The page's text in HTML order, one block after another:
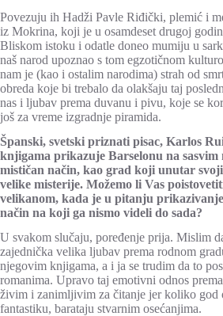
Povezuju ih Hadži Pavle Riđički, plemić i
iz Mokrina, koji je u osamdeset drugoj
Bliskom istoku i odatle doneo mumiju u
naš narod upoznao s tom egzotičnom
nam je (kao i ostalim narodima) strah od
obreda koje bi trebalo da olakšaju taj
nas i ljubav prema duvanu i pivu, koje se
još za vreme izgradnje piramida.
Španski, svetski priznati pisac, Karlos
knjigama prikazuje Barselonu na sasvim
mističan način, kao grad koji unutar
velike misterije. Možemo li Vas
velikanom, kada je u pitanju
način na koji ga nismo videli do sada?
U svakom slučaju, poređenje prija. Mislim
zajednička velika ljubav prema rodnom
njegovim knjigama, a i ja se trudim da to
romanima. Upravo taj emotivni odnos
živim i zanimljivim za čitanje jer koliko god
fantastiku, barataju stvarnim osećanjima.